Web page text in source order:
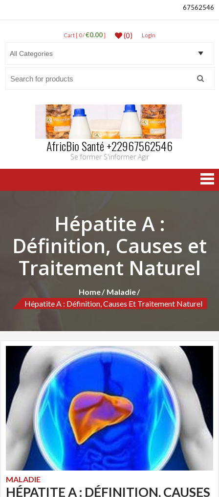
67562546
Cart [ 0 /€0.00] (0) LogIn
AfricBio Santé +22967562546
Se former S'informer Agir
Hépatite A :
Définition, Causes et
Traitement Naturel
Home
Maladie
Hépatite A : Définition, Causes Et Traitement Naturel
MALADIE
HÉPATITE A : DÉFINITION, CAUSES